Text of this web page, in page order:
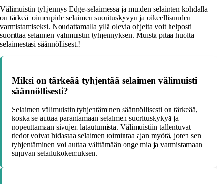
Välimuistin tyhjennys Edge-selaimessa ja muiden selainten kohdalla
on tärkeä toimenpide selaimen suorituskyvyn ja oikeellisuuden
varmistamiseksi. Noudattamalla yllä olevia ohjeita voit helposti
suorittaa selaimen välimuistin tyhjennyksen. Muista pitää huolta
selaimestasi säännöllisesti!
Miksi on tärkeää tyhjentää selaimen välimuisti
säännöllisesti?
Selaimen välimuistin tyhjentäminen säännöllisesti on tärkeää,
koska se auttaa parantamaan selaimen suorituskykyä ja
nopeuttamaan sivujen latautumista. Välimuistiin tallentuvat
tiedot voivat hidastaa selaimen toimintaa ajan myötä, joten sen
tyhjentäminen voi auttaa välttämään ongelmia ja varmistamaan
sujuvan selailukokemuksen.